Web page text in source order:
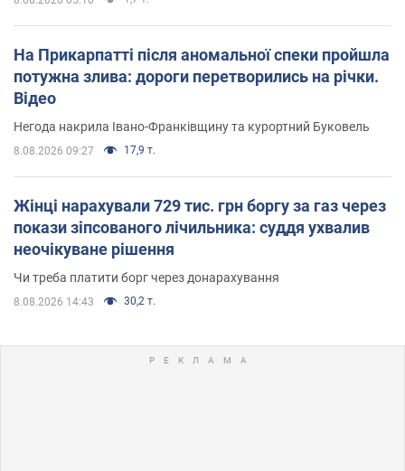
На Прикарпатті після аномальної спеки пройшла
потужна злива: дороги перетворились на річки.
Відео
Негода накрила Івано-Франківщину та курортний Буковель
8.08.2026 09:27 17,9 т.
Жінці нарахували 729 тис. грн боргу за газ через
покази зіпсованого лічильника: суддя ухвалив
неочікуване рішення
Чи треба платити борг через донарахування
8.08.2026 14:43 30,2 т.